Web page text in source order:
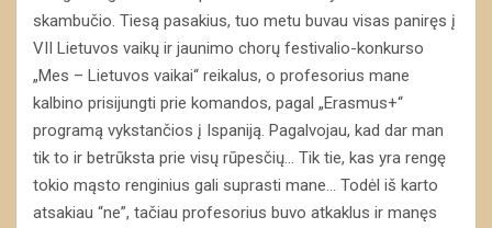
skambučio. Tiesą pasakius, tuo metu buvau visas paniręs į
VII Lietuvos vaikų ir jaunimo chorų festivalio-konkurso
„Mes – Lietuvos vaikai“ reikalus, o profesorius mane
kalbino prisijungti prie komandos, pagal „Erasmus+“
programą vykstančios į Ispaniją. Pagalvojau, kad dar man
tik to ir betrūksta prie visų rūpesčių… Tik tie, kas yra rengę
tokio mąsto renginius gali suprasti mane… Todėl iš karto
atsakiau “ne”, tačiau profesorius buvo atkaklus ir manęs